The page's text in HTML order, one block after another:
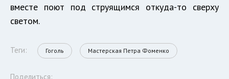
вместе поют под струящимся откуда-то сверху
светом.
Теги: Гоголь Мастерская Петра Фоменко
Поделиться: